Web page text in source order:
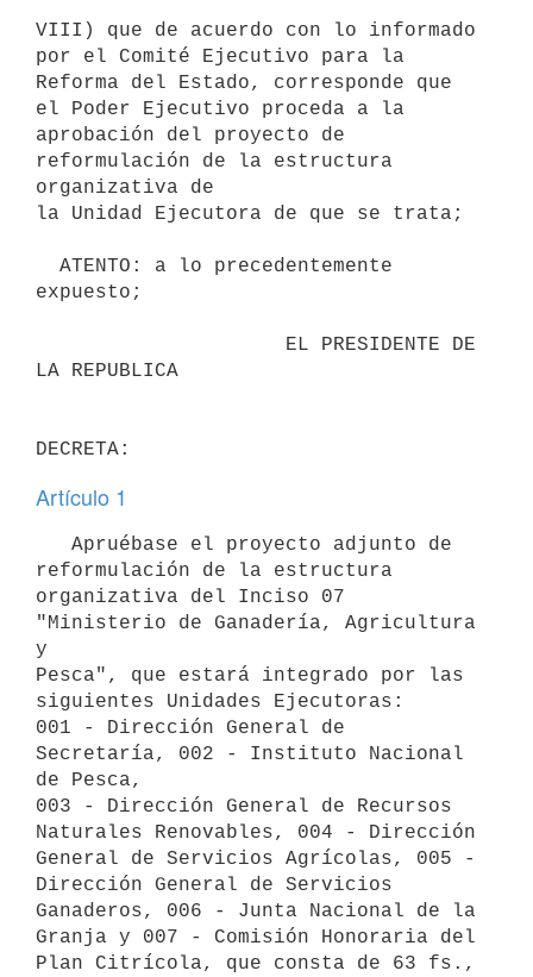
VIII) que de acuerdo con lo informado
por el Comité Ejecutivo para la
Reforma del Estado, corresponde que
el Poder Ejecutivo proceda a la
aprobación del proyecto de
reformulación de la estructura
organizativa de
la Unidad Ejecutora de que se trata;
expuesto;
LA REPUBLICA
Artículo 1
reformulación de la estructura
organizativa del Inciso 07
"Ministerio de Ganadería, Agricultura
y
Pesca", que estará integrado por las
siguientes Unidades Ejecutoras:
001 - Dirección General de
Secretaría, 002 - Instituto Nacional
de Pesca,
003 - Dirección General de Recursos
Naturales Renovables, 004 - Dirección
General de Servicios Agrícolas, 005 -
Dirección General de Servicios
Ganaderos, 006 - Junta Nacional de la
Granja y 007 - Comisión Honoraria del
Plan Citrícola, que consta de 63 fs.,